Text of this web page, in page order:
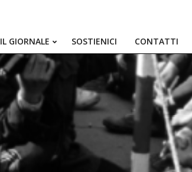
Primary
IL GIORNALE SOSTIENICI CONTATTI